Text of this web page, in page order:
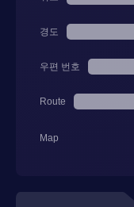
경도
우편 번호
Route
Map